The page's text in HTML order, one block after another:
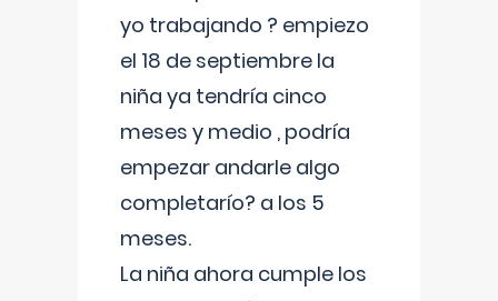
yo trabajando ? empiezo
el 18 de septiembre la
niña ya tendría cinco
meses y medio , podría
empezar andarle algo
completarío? a los 5
meses.
La niña ahora cumple los